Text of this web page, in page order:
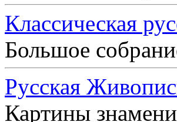
Классическая
Большое
Русская
Картины